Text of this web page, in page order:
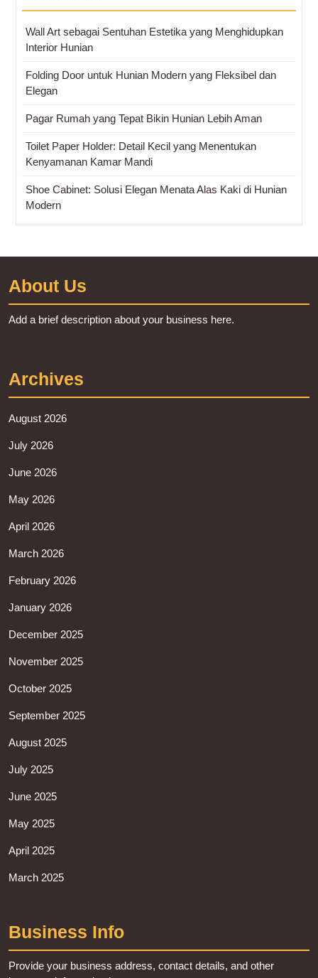
Wall Art sebagai Sentuhan Estetika yang Menghidupkan
Interior Hunian
Folding Door untuk Hunian Modern yang Fleksibel dan
Elegan
Pagar Rumah yang Tepat Bikin Hunian Lebih Aman
Toilet Paper Holder: Detail Kecil yang Menentukan
Kenyamanan Kamar Mandi
Shoe Cabinet: Solusi Elegan Menata Alas Kaki di Hunian
Modern
About Us
Add a brief description about your business here.
Archives
August 2026
July 2026
June 2026
May 2026
April 2026
March 2026
February 2026
January 2026
December 2025
November 2025
October 2025
September 2025
August 2025
July 2025
June 2025
May 2025
April 2025
March 2025
Business Info
Provide your business address, contact details, and other